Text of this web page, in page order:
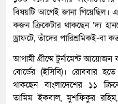
বিষয়টি আগেই জানা গিয়েছিল।
কজন ক্রিকেটার থাকছেন ‘দ্য
ড্রাফটে, তাঁদের পারিশ্রমিকই-বা
আগামী গ্রীষ্মে টুর্নামেন্ট আয়োজন
বোর্ডের (ইসিবি)। রোববার হতে
থাকছেন বাংলাদেশের ১১
তামিম ইকবাল, মুশফিকুর রহিম,